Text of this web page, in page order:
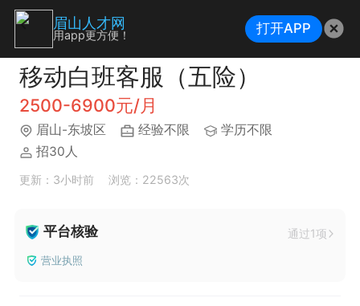
移动白班客服（五险）
2500-6900元/月
眉山-东坡区 经验不限
学历不限
招30人
更新：3小时前 浏览：22563次
平台核验 通过1项
营业执照
眉山人才网
用app更方便！ 打开APP